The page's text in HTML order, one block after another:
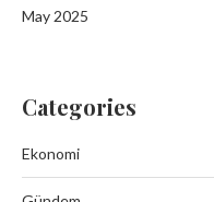
May 2025
Categories
Ekonomi